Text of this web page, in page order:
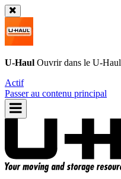
U-Haul Ouvrir dans le U-Haul
Actif
Passer au contenu principal